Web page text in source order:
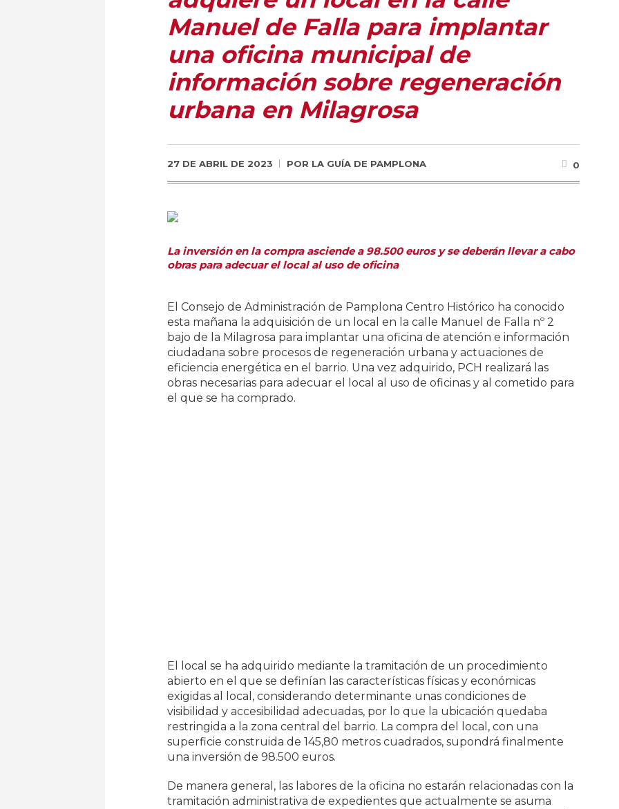
Manuel de Falla para implantar
una oficina municipal de
información sobre regeneración
urbana en Milagrosa
27 DE ABRIL DE 2023 POR LA GUÍA DE PAMPLONA 0
La inversión en la compra asciende a 98.500 euros y se deberán llevar a cabo
obras para adecuar el local al uso de oficina
El Consejo de Administración de Pamplona Centro Histórico ha conocido
esta mañana la adquisición de un local en la calle Manuel de Falla nº 2
bajo de la Milagrosa para implantar una oficina de atención e información
ciudadana sobre procesos de regeneración urbana y actuaciones de
eficiencia energética en el barrio. Una vez adquirido, PCH realizará las
obras necesarias para adecuar el local al uso de oficinas y al cometido para
el que se ha comprado.
El local se ha adquirido mediante la tramitación de un procedimiento
abierto en el que se definían las características físicas y económicas
exigidas al local, considerando determinante unas condiciones de
visibilidad y accesibilidad adecuadas, por lo que la ubicación quedaba
restringida a la zona central del barrio. La compra del local, con una
superficie construida de 145,80 metros cuadrados, supondrá finalmente
una inversión de 98.500 euros.
De manera general, las labores de la oficina no estarán relacionadas con la
tramitación administrativa de expedientes que actualmente se asuma